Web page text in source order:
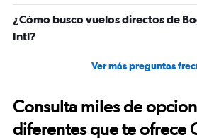
¿Cómo busco vuelos directos de
Intl?
Ver más preguntas
Consulta miles de
diferentes que te ofrece